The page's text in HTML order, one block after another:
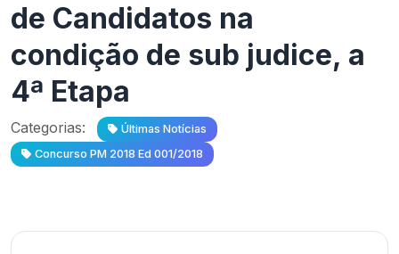
de Candidatos na
condição de sub judice, a
4ª Etapa
Categorias:
Últimas Notícias
Concurso PM 2018 Ed 001/2018